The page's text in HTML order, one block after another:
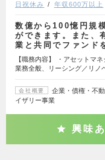
日祝休み
年収600万以上
数億から100憶円規
ができます。また、
業と共同でファンド
【職務内容】 ・アセットマ
業務全般、リーシング／リ
会社概要
企業・債権・不
イザリー事業
興味